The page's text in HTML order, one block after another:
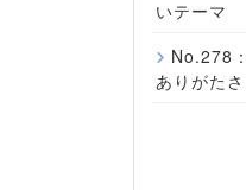
いテーマ
No.278
ありがたさ